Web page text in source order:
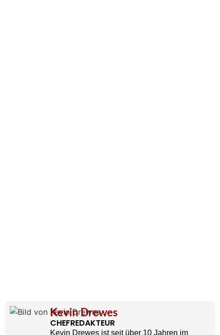
Kevin Drewes
CHEFREDAKTEUR
Kevin Drewes ist seit über 10 Jahren im